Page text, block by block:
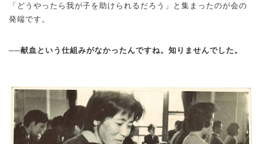
「どうやったら我が子を助けられるだろう」と集まったのが会の
発端です。
──献血という仕組みがなかったんですね。知りませんでした。